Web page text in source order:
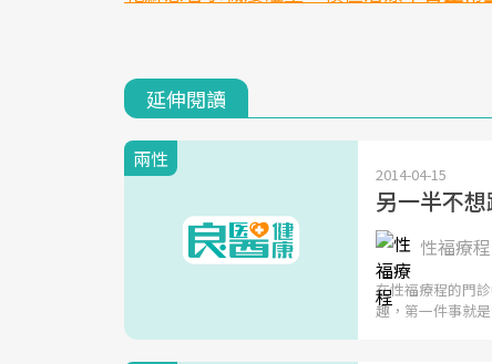
延伸閱讀
兩性
2014-04-15
另一半不
性福療
在性福療程的門
趣，第一件事就